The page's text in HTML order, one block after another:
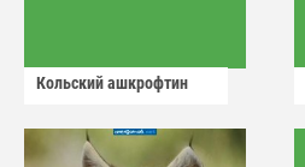
Кольский ашкрофтин